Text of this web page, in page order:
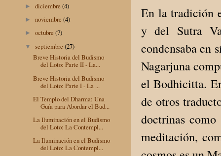
En la tradición
y del Sutra
condensaba en
Nagarjuna
el Bodhicitta.
de otros
doctrinas
meditación,
►diciembre(4)
►noviembre(4)
►octubre(7)
▼septiembre(27)
Breve Historia del Budismo
del Loto: Parte II - La...
Breve Historia del Budismo
del Loto: Parte I - La ...
El Templo del Dharma: Una
Guía para Abordar el Bud...
La Iluminación en el Budismo
del Loto: La Contempl...
La Iluminación en el Budismo
del Loto: La Contempl...